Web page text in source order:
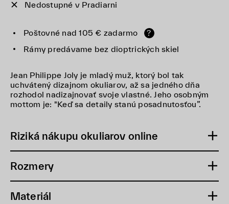
Nedostupné v Pradiarni
Poštovné nad 105 € zadarmo
?
Rámy predávame bez dioptrických skiel
Jean Philippe Joly je mladý muž, ktorý bol tak
uchvátený dizajnom okuliarov, až sa jedného dňa
rozhodol nadizajnovať svoje vlastné. Jeho osobným
mottom je: "Keď sa detaily stanú posadnutosťou”.
Riziká nákupu okuliarov online
Rozmery
Materiál